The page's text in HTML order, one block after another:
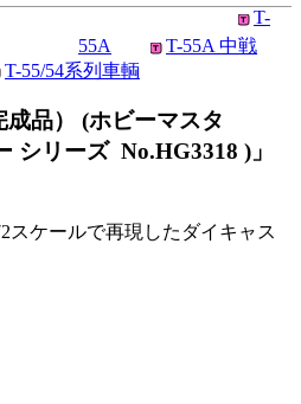
T-
55A
T-55A 中戦
T-55/54系列車輌
成品） (ホビーマスタ
シリーズ No.HG3318 )」
スケールで再現したダイキャス